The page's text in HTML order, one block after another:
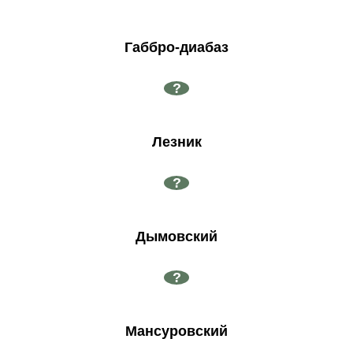
Габбро-диабаз
?
Лезник
?
Дымовский
?
Мансуровский